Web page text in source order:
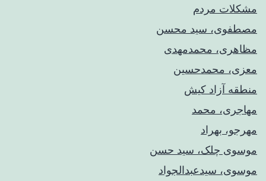
مشکلات مردم
مصطفوی، سید محسن
مظاهری، محمدمهدی
معزی، محمدحسین
منطقه آزاد کیش
مهاجری، محمد
مهرجو، بهراد
موسوی چلک، سید حسن
موسوی، سیدعبدالجواد